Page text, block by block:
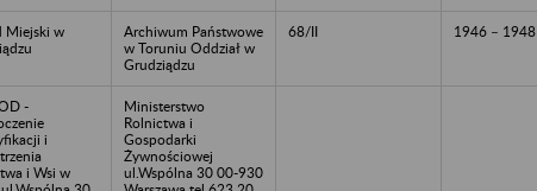
Miejski w
Archiwum Państwowe
w Toruniu Oddział w
Grudziądzu
68/II 1946 – 1948
-
i
i Wsi w
Ministerstwo
Rolnictwa i
Gospodarki
Żywnościowej
ul.Wspólna 30 00-930